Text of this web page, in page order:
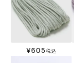
¥605税込